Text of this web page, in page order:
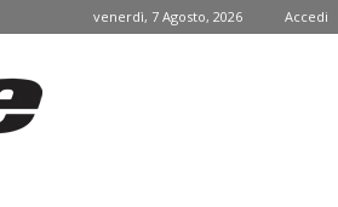
venerdì, 7 Agosto, 2026 Accedi